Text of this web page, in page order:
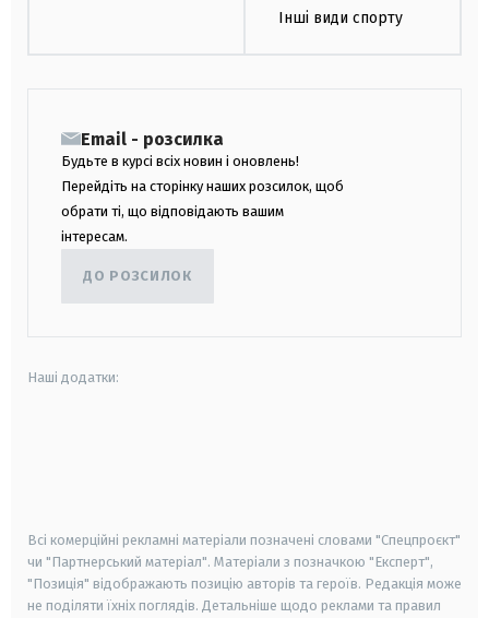
Інші види спорту
Email - розсилка
Будьте в курсі всіх новин і оновлень!
Перейдіть на сторінку наших розсилок, щоб
обрати ті, що відповідають вашим
інтересам.
ДО РОЗСИЛОК
Наші додатки:
Всі комерційні рекламні матеріали позначені словами "Спецпроєкт"
чи "Партнерський матеріал". Матеріали з позначкою "Експерт",
"Позиція" відображають позицію авторів та героїв. Редакція може
не поділяти їхніх поглядів. Детальніше щодо реклами та правил